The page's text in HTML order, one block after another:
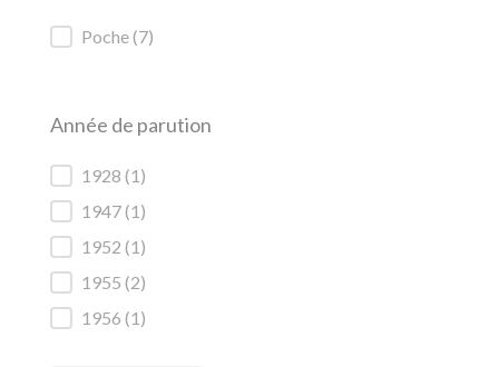
Format
Poche(7)
Année de parution
Année de parution
1928 (1)
1947(1)
1952 (1)
1955 (2)
1956 (1)